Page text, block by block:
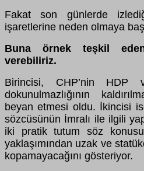
Fakat son günlerde
işaretlerine neden olmaya
Buna örnek teşkil
verebiliriz.
Birincisi, CHP’nin HDP
dokunulmazlığının
beyan etmesi oldu. İkincisi
sözcüsünün İmralı ile ilgili
iki pratik tutum söz
yaklaşımından uzak ve
kopamayacağını gösteriyor.